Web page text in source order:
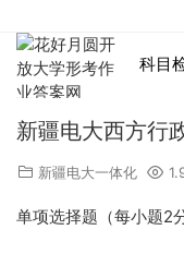
科目
新疆电大西方行
新疆电大一体化
单项选择题（每小题2